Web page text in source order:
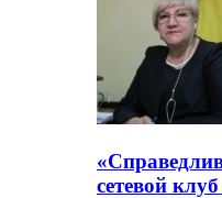
сетевой